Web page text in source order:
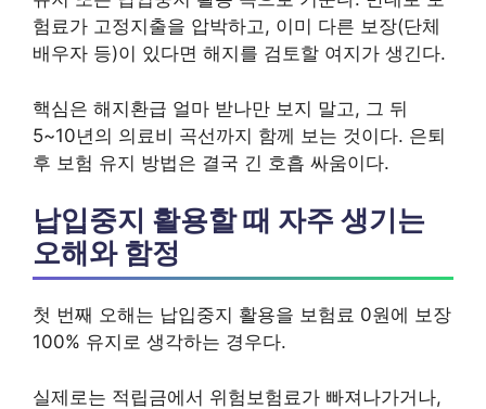
험료가 고정지출을 압박하고, 이미 다른 보장(단체
배우자 등)이 있다면 해지를 검토할 여지가 생긴다.
핵심은 해지환급 얼마 받나만 보지 말고, 그 뒤
5~10년의 의료비 곡선까지 함께 보는 것이다. 은퇴
후 보험 유지 방법은 결국 긴 호흡 싸움이다.
납입중지 활용할 때 자주 생기는
오해와 함정
첫 번째 오해는 납입중지 활용을 보험료 0원에 보장
100% 유지로 생각하는 경우다.
실제로는 적립금에서 위험보험료가 빠져나가거나,